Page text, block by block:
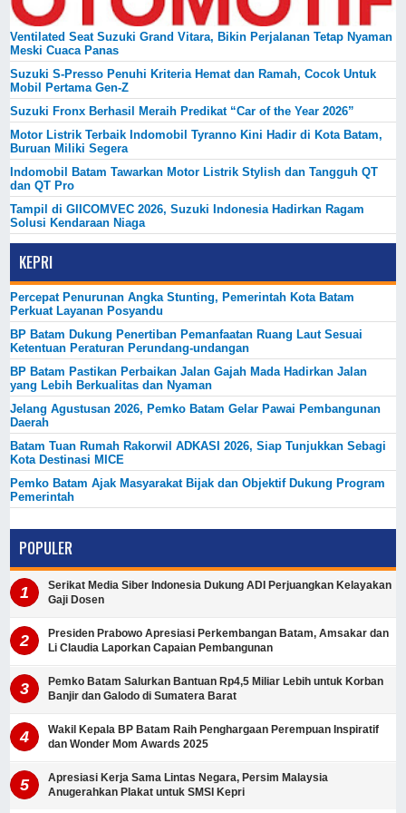
Ventilated Seat Suzuki Grand Vitara, Bikin Perjalanan Tetap Nyaman
Meski Cuaca Panas
Suzuki S-Presso Penuhi Kriteria Hemat dan Ramah, Cocok Untuk
Mobil Pertama Gen-Z
Suzuki Fronx Berhasil Meraih Predikat “Car of the Year 2026”
Motor Listrik Terbaik Indomobil Tyranno Kini Hadir di Kota Batam,
Buruan Miliki Segera
Indomobil Batam Tawarkan Motor Listrik Stylish dan Tangguh QT
dan QT Pro
Tampil di GIICOMVEC 2026, Suzuki Indonesia Hadirkan Ragam
Solusi Kendaraan Niaga
KEPRI
Percepat Penurunan Angka Stunting, Pemerintah Kota Batam
Perkuat Layanan Posyandu
BP Batam Dukung Penertiban Pemanfaatan Ruang Laut Sesuai
Ketentuan Peraturan Perundang-undangan
BP Batam Pastikan Perbaikan Jalan Gajah Mada Hadirkan Jalan
yang Lebih Berkualitas dan Nyaman
Jelang Agustusan 2026, Pemko Batam Gelar Pawai Pembangunan
Daerah
Batam Tuan Rumah Rakorwil ADKASI 2026, Siap Tunjukkan Sebagi
Kota Destinasi MICE
Pemko Batam Ajak Masyarakat Bijak dan Objektif Dukung Program
Pemerintah
POPULER
Serikat Media Siber Indonesia Dukung ADI Perjuangkan Kelayakan
Gaji Dosen
Presiden Prabowo Apresiasi Perkembangan Batam, Amsakar dan
Li Claudia Laporkan Capaian Pembangunan
Pemko Batam Salurkan Bantuan Rp4,5 Miliar Lebih untuk Korban
Banjir dan Galodo di Sumatera Barat
Wakil Kepala BP Batam Raih Penghargaan Perempuan Inspiratif
dan Wonder Mom Awards 2025
Apresiasi Kerja Sama Lintas Negara, Persim Malaysia
Anugerahkan Plakat untuk SMSI Kepri